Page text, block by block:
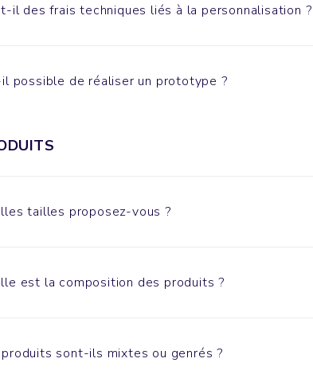
il des frais techniques liés à la personnalisation ?
possible de réaliser un prototype ?
tailles proposez-vous ?
est la composition des produits ?
sont-ils mixtes ou genrés ?